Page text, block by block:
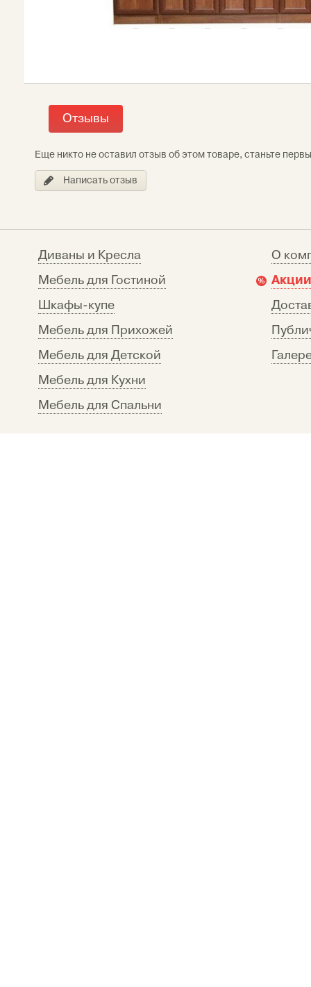
Отзывы
Еще никто не оставил отзыв об этом товаре, станьте
Написать отзыв
Диваны и Кресла
Мебель для Гостиной
Шкафы-купе
Мебель для Прихожей
Мебель для Детской
Мебель для Кухни
Мебель для Спальни
О